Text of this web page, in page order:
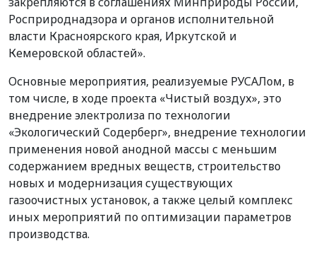
Росприроднадзора и органов исполнительной
власти Красноярского края, Иркутской и
Кемеровской областей».
Основные мероприятия, реализуемые РУСАЛом, в
том числе, в ходе проекта «Чистый воздух», это
внедрение электролиза по технологии
«Экологический Содерберг», внедрение технологии
применения новой анодной массы с меньшим
содержанием вредных веществ, строительство
новых и модернизация существующих
газоочистных установок, а также целый комплекс
иных мероприятий по оптимизации параметров
производства.